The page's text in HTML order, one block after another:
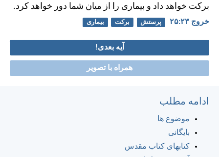
بركت خواهد داد و بيماری را از ميان شما دور خواهد كرد.
خروج ۲۳:‏۲۵ پرستش برکت بیماری
آیه بعدی!
همراه با تصویر
ادامه مطلب
موضوع ها
بایگانی
کتابهای کتاب مقدس